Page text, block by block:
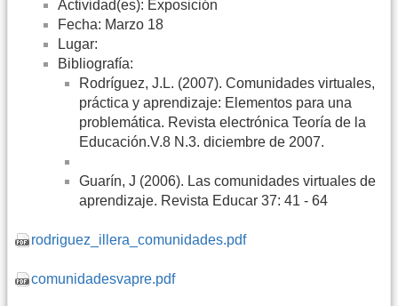
Actividad(es): Exposición
Fecha: Marzo 18
Lugar:
Bibliografía:
Rodríguez, J.L. (2007). Comunidades virtuales,
práctica y aprendizaje: Elementos para una
problemática. Revista electrónica Teoría de la
Educación.V.8 N.3. diciembre de 2007.
Guarín, J (2006). Las comunidades virtuales de
aprendizaje. Revista Educar 37: 41 - 64
rodriguez_illera_comunidades.pdf
comunidadesvapre.pdf